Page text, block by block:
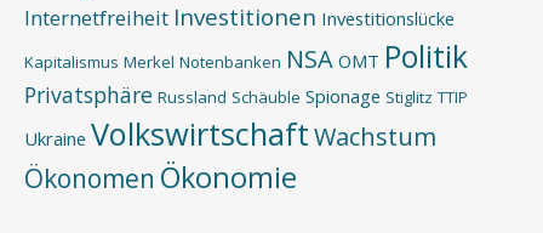
Internetfreiheit Investitionen Investitionslücke
Kapitalismus Merkel Notenbanken NSA OMT Politik
Privatsphäre Russland Schäuble Spionage Stiglitz TTIP
Ukraine VolkswirtschaftWachstum
Ökonomen Ökonomie